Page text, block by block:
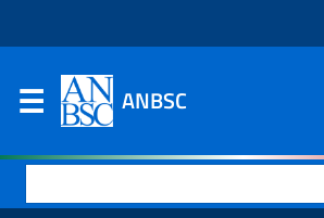
ANBSC
per: